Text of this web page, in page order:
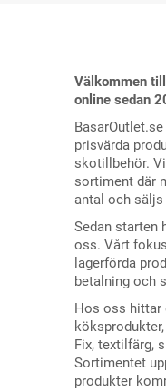
Välkommen
online sedan
prisvärda
skotillbehör.
sortiment där
antal och säljs
Sedan starten
oss. Vårt
lagerförda
betalning och
Hos oss hittar
Fix, textilfärg,
Sortimentet
produkter